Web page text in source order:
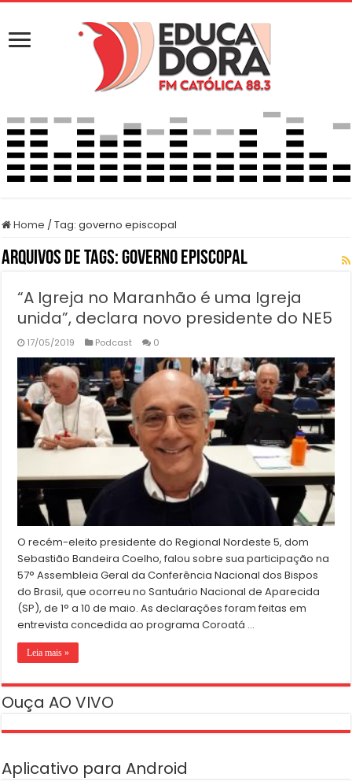
Home /Tag:governo episcopal
Arquivos de Tags:governo episcopal
“A Igreja no Maranhão é uma Igreja
unida”, declara novo presidente do NE5
17/05/2019 Podcast 0
O recém-eleito presidente do Regional Nordeste 5, dom
Sebastião Bandeira Coelho, falou sobre sua participação na
57° Assembleia Geral da Conferência Nacional dos Bispos
do Brasil, que ocorreu no Santuário Nacional de Aparecida
(SP), de 1° a 10 de maio. As declarações foram feitas em
entrevista concedida ao programa Coroatá …
Leia mais »
Ouça AO VIVO
Aplicativo para Android